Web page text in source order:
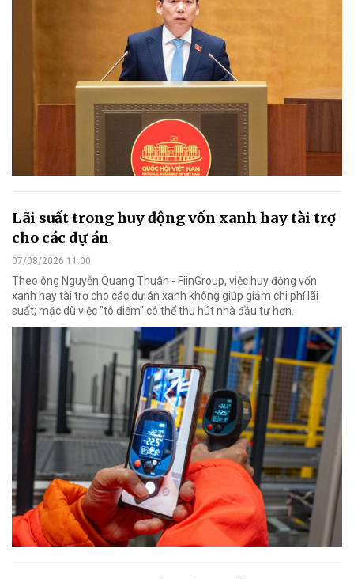
Lãi suất trong huy động vốn xanh hay tài trợ
cho các dự án
07/08/2026 11:00
Theo ông Nguyễn Quang Thuân - FiinGroup, việc huy động vốn
xanh hay tài trợ cho các dự án xanh không giúp giảm chi phí lãi
suất; mặc dù việc "tô điểm" có thể thu hút nhà đầu tư hơn.